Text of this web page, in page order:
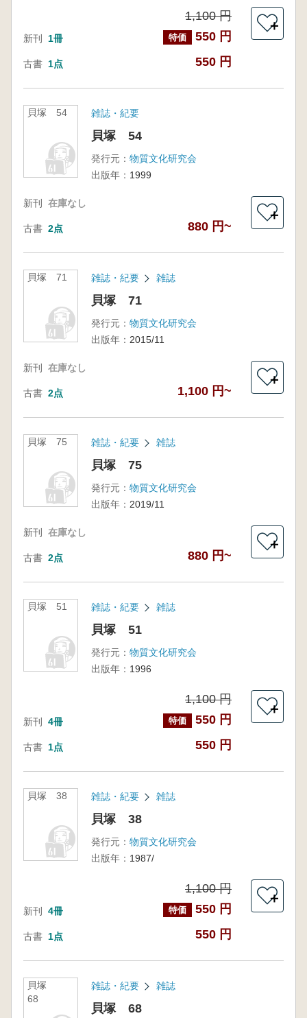
新刊 1冊
1,100 円
特価 550 円
古書 1点 550 円
＋
貝塚 54 雑誌・紀要
貝塚 54
発行元： 物質文化研究会
出版年： 1999
新刊 在庫なし
古書 2点 880 円~
＋
貝塚 71 雑誌・紀要 雑誌
貝塚 71
発行元： 物質文化研究会
出版年： 2015/11
新刊 在庫なし
古書 2点 1,100 円~
＋
貝塚 75 雑誌・紀要 雑誌
貝塚 75
発行元： 物質文化研究会
出版年： 2019/11
新刊 在庫なし
古書 2点 880 円~
＋
貝塚 51 雑誌・紀要 雑誌
貝塚 51
発行元： 物質文化研究会
出版年： 1996
新刊 4冊
1,100 円
特価 550 円
古書 1点 550 円
＋
貝塚 38 雑誌・紀要 雑誌
貝塚 38
発行元： 物質文化研究会
出版年： 1987/
新刊 4冊
1,100 円
特価 550 円
古書 1点 550 円
＋
貝塚
68
雑誌・紀要 雑誌
貝塚 68